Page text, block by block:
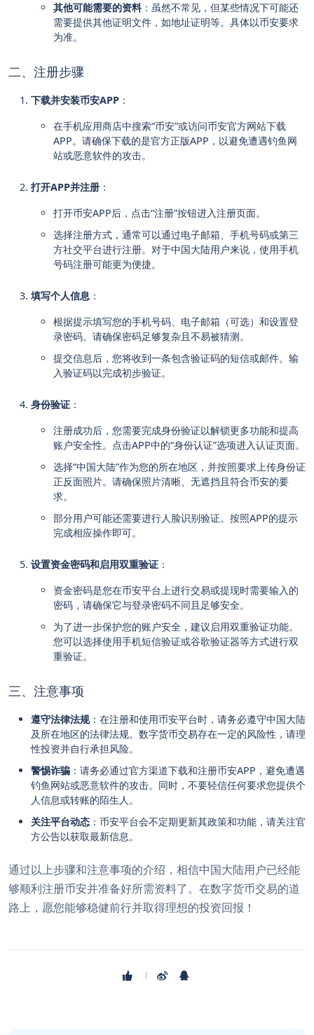
其他可能需要的资料：虽然不常见，但某些情况下可能还
需要提供其他证明文件，如地址证明等。具体以币安要求
为准。
二、注册步骤
下载并安装币安APP ：
在手机应用商店中搜索“币安”或访问币安官方网站下载
APP。请确保下载的是官方正版APP，以避免遭遇钓鱼网
站或恶意软件的攻击。
打开APP并注册 ：
打开币安APP后，点击“注册”按钮进入注册页面。
选择注册方式，通常可以通过电子邮箱、手机号码或第三
方社交平台进行注册。对于中国大陆用户来说，使用手机
号码注册可能更为便捷。
填写个人信息 ：
根据提示填写您的手机号码、电子邮箱（可选）和设置登
录密码。请确保密码足够复杂且不易被猜测。
提交信息后，您将收到一条包含验证码的短信或邮件。输
入验证码以完成初步验证。
身份验证 ：
注册成功后，您需要完成身份验证以解锁更多功能和提高
账户安全性。点击APP中的“身份认证”选项进入认证页面。
选择“中国大陆”作为您的所在地区，并按照要求上传身份证
正反面照片。请确保照片清晰、无遮挡且符合币安的要
求。
部分用户可能还需要进行人脸识别验证。按照APP的提示
完成相应操作即可。
设置资金密码和启用双重验证 ：
资金密码是您在币安平台上进行交易或提现时需要输入的
密码，请确保它与登录密码不同且足够安全。
为了进一步保护您的账户安全，建议启用双重验证功能。
您可以选择使用手机短信验证或谷歌验证器等方式进行双
重验证。
三、注意事项
遵守法律法规：在注册和使用币安平台时，请务必遵守中国大陆
及所在地区的法律法规。数字货币交易存在一定的风险性，请理
性投资并自行承担风险。
警惕诈骗 ：请务必通过官方渠道下载和注册币安APP，避免遭遇
钓鱼网站或恶意软件的攻击。同时，不要轻信任何要求您提供个
人信息或转账的陌生人。
关注平台动态 ：币安平台会不定期更新其政策和功能，请关注官
方公告以获取最新信息。
通过以上步骤和注意事项的介绍，相信中国大陆用户已经能
够顺利注册币安并准备好所需资料了。在数字货币交易的道
路上，愿您能够稳健前行并取得理想的投资回报！